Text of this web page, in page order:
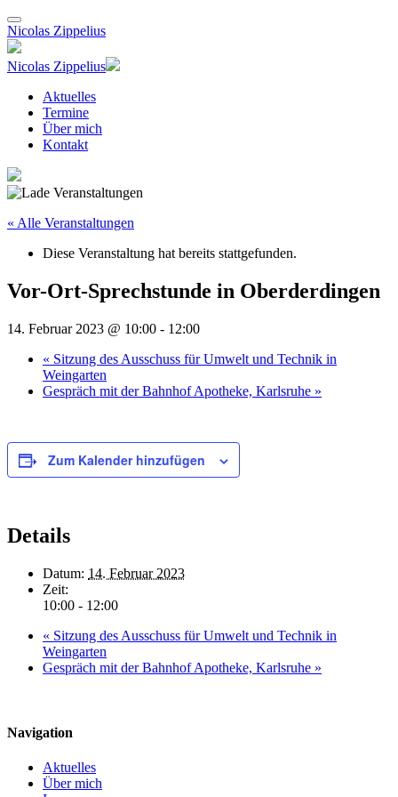
Nicolas Zippelius
Nicolas Zippelius
Aktuelles
Termine
Über mich
Kontakt
« Alle Veranstaltungen
Diese Veranstaltung hat bereits stattgefunden.
Vor-Ort-Sprechstunde in Oberderdingen
14. Februar 2023 @ 10:00 - 12:00
« Sitzung des Ausschuss für Umwelt und Technik in
Weingarten
Gespräch mit der Bahnhof Apotheke, Karlsruhe »
Zum Kalender hinzufügen
Details
Datum: 14. Februar 2023
Zeit:
10:00 - 12:00
« Sitzung des Ausschuss für Umwelt und Technik in
Weingarten
Gespräch mit der Bahnhof Apotheke, Karlsruhe »
Navigation
Aktuelles
Über mich